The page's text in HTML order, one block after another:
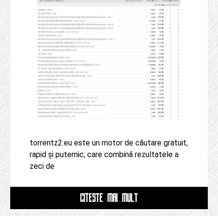
torrentz2.eu este un motor de căutare gratuit,
rapid și puternic, care combină rezultatele a
zeci de
CITESTE MAI MULT